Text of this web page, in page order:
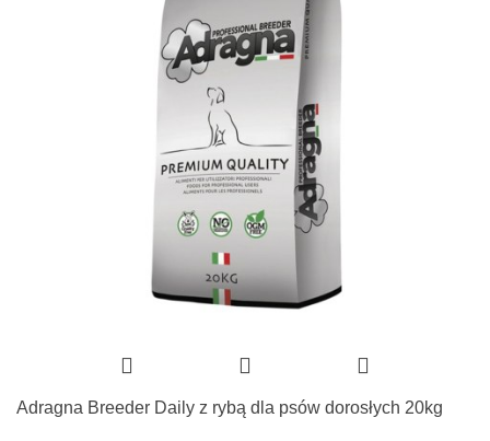
Adragna Breeder Daily z rybą dla psów dorosłych 20kg